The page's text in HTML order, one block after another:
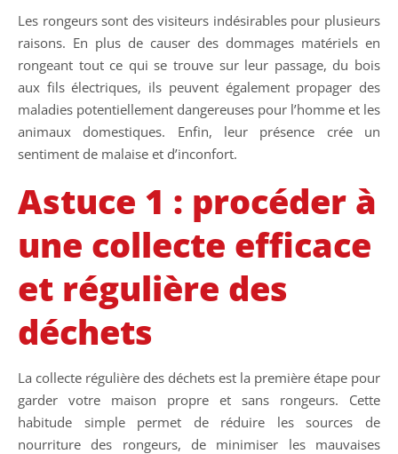
Les rongeurs sont des visiteurs indésirables pour plusieurs
raisons. En plus de causer des dommages matériels en
rongeant tout ce qui se trouve sur leur passage, du bois
aux fils électriques, ils peuvent également propager des
maladies potentiellement dangereuses pour l’homme et les
animaux domestiques. Enfin, leur présence crée un
sentiment de malaise et d’inconfort.
Astuce 1 : procéder à
une collecte efficace
et régulière des
déchets
La collecte régulière des déchets est la première étape pour
garder votre maison propre et sans rongeurs. Cette
habitude simple permet de réduire les sources de
nourriture des rongeurs, de minimiser les mauvaises